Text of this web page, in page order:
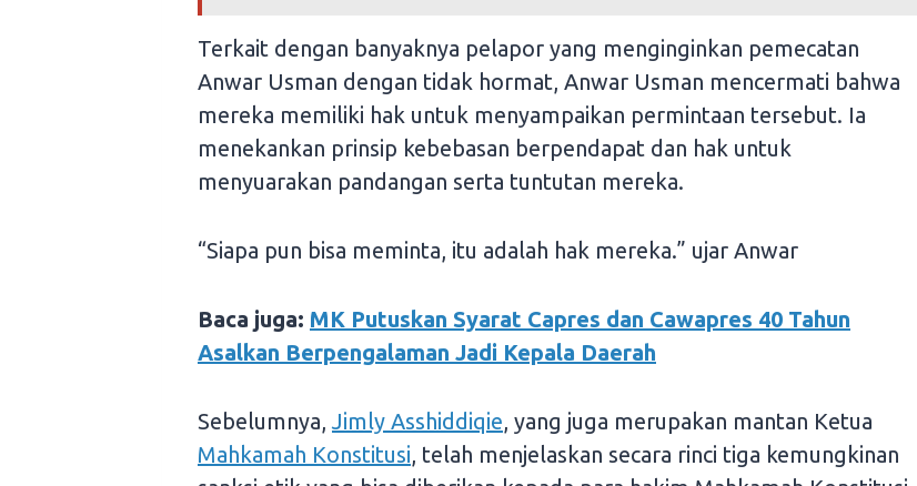
Terkait dengan banyaknya pelapor yang menginginkan pemecatan
Anwar Usman dengan tidak hormat, Anwar Usman mencermati bahwa
mereka memiliki hak untuk menyampaikan permintaan tersebut. Ia
menekankan prinsip kebebasan berpendapat dan hak untuk
menyuarakan pandangan serta tuntutan mereka.
“Siapa pun bisa meminta, itu adalah hak mereka.” ujar Anwar
Baca juga: MK Putuskan Syarat Capres dan Cawapres 40 Tahun
Asalkan Berpengalaman Jadi Kepala Daerah
Sebelumnya, Jimly Asshiddiqie, yang juga merupakan mantan Ketua
Mahkamah Konstitusi, telah menjelaskan secara rinci tiga kemungkinan